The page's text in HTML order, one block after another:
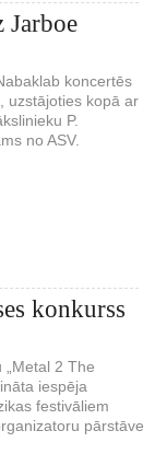
Jarboe
koncertēs
uzstājoties kopā ar
P.
no ASV.
konkurss
„Metal 2 The
iespēja
festivāliem
pārstāve